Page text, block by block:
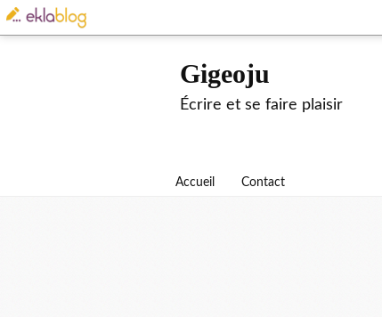
Gigeoju
Écrire et se faire plaisir
Accueil Contact